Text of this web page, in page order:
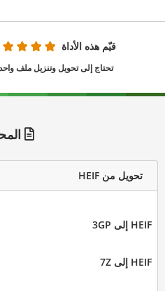
قيّم هذه الأداة
تحتاج إلى تحويل وتنزيل ملف
تحويل من HEIF
HEIF إلى 3GP
HEIF إلى 7Z